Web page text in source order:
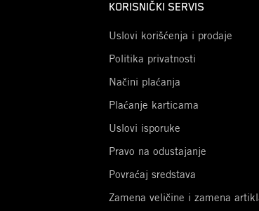
KORISNIČKI SERVIS
Uslovi korišćenja i prodaje
Politika privatnosti
Načini plaćanja
Plaćanje karticama
Uslovi isporuke
Pravo na odustajanje
Povraćaj sredstava
Zamena veličine i zamena